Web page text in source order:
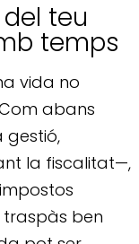
teu
temps
vida no
abans
gestió,
la fiscalitat—,
ben